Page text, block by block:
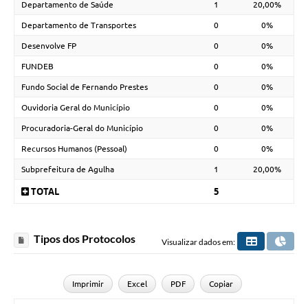
Departamento de Saúde 1 20,00%
Departamento de Transportes 0 0%
Desenvolve FP 0 0%
FUNDEB 0 0%
Fundo Social de Fernando Prestes 0 0%
Ouvidoria Geral do Município 0 0%
Procuradoria-Geral do Município 0 0%
Recursos Humanos (Pessoal) 0 0%
Subprefeitura de Agulha 1 20,00%
TOTAL 5
Tipos dos Protocolos Visualizar dados em:
Imprimir Excel PDF Copiar